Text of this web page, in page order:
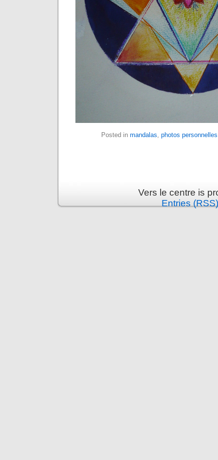
Posted in mandalas, photos personnelles
Vers le centre is
Entries (RSS)